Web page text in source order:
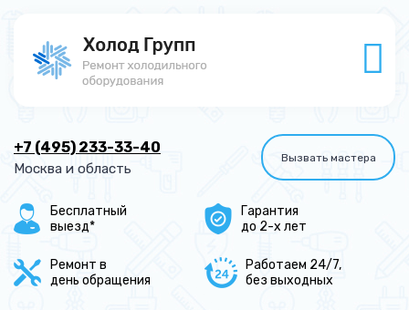
+7 (495) 233-33-40
Москва и область
Вызвать мастера
Бесплатный
выезд*
Гарантия
до 2-х лет
Ремонт в
день обращения
Работаем 24/7,
без выходных